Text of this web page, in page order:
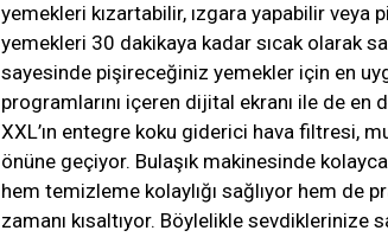
yemekleri kızartabilir, ızgara yapabilir
yemekleri 30 dakikaya kadar sıcak olarak
sayesinde pişireceğiniz yemekler için en
programlarını içeren dijital ekranı ile de
XXL’ın entegre koku giderici hava filtresi,
önüne geçiyor. Bulaşık makinesinde
hem temizleme kolaylığı sağlıyor hem de
zamanı kısaltıyor. Böylelikle sevdiklerinize